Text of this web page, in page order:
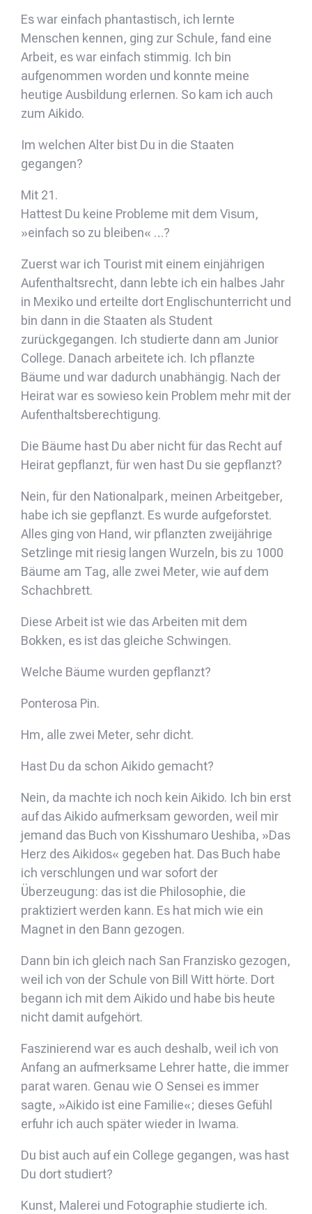
Es war einfach phantastisch, ich lernte
Menschen kennen, ging zur Schule, fand eine
Arbeit, es war einfach stimmig. Ich bin
aufgenommen worden und konnte meine
heutige Ausbildung erlernen. So kam ich auch
zum Aikido.
Im welchen Alter bist Du in die Staaten
gegangen?
Mit 21.
Hattest Du keine Probleme mit dem Visum,
»einfach so zu bleiben« …?
Zuerst war ich Tourist mit einem einjährigen
Aufenthaltsrecht, dann lebte ich ein halbes Jahr
in Mexiko und erteilte dort Englischunterricht und
bin dann in die Staaten als Student
zurückgegangen. Ich studierte dann am Junior
College. Danach arbeitete ich. Ich pflanzte
Bäume und war dadurch unabhängig. Nach der
Heirat war es sowieso kein Problem mehr mit der
Aufenthaltsberechtigung.
Die Bäume hast Du aber nicht für das Recht auf
Heirat gepflanzt, für wen hast Du sie gepflanzt?
Nein, für den Nationalpark, meinen Arbeitgeber,
habe ich sie gepflanzt. Es wurde aufgeforstet.
Alles ging von Hand, wir pflanzten zweijährige
Setzlinge mit riesig langen Wurzeln, bis zu 1000
Bäume am Tag, alle zwei Meter, wie auf dem
Schachbrett.
Diese Arbeit ist wie das Arbeiten mit dem
Bokken, es ist das gleiche Schwingen.
Welche Bäume wurden gepflanzt?
Ponterosa Pin.
Hm, alle zwei Meter, sehr dicht.
Hast Du da schon Aikido gemacht?
Nein, da machte ich noch kein Aikido. Ich bin erst
auf das Aikido aufmerksam geworden, weil mir
jemand das Buch von Kisshumaro Ueshiba, »Das
Herz des Aikidos« gegeben hat. Das Buch habe
ich verschlungen und war sofort der
Überzeugung: das ist die Philosophie, die
praktiziert werden kann. Es hat mich wie ein
Magnet in den Bann gezogen.
Dann bin ich gleich nach San Franzisko gezogen,
weil ich von der Schule von Bill Witt hörte. Dort
begann ich mit dem Aikido und habe bis heute
nicht damit aufgehört.
Faszinierend war es auch deshalb, weil ich von
Anfang an aufmerksame Lehrer hatte, die immer
parat waren. Genau wie O Sensei es immer
sagte, »Aikido ist eine Familie«; dieses Gefühl
erfuhr ich auch später wieder in Iwama.
Du bist auch auf ein College gegangen, was hast
Du dort studiert?
Kunst, Malerei und Fotographie studierte ich.